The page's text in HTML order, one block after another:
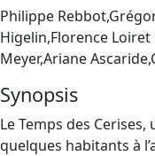
Philippe
Higelin,Florence Loiret
Meyer,Ariane
Synopsis
Le Temps des
quelques habitants à